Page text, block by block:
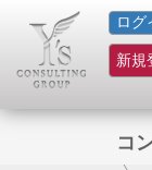
ログ
新規
HOME
サービス紹介
コ